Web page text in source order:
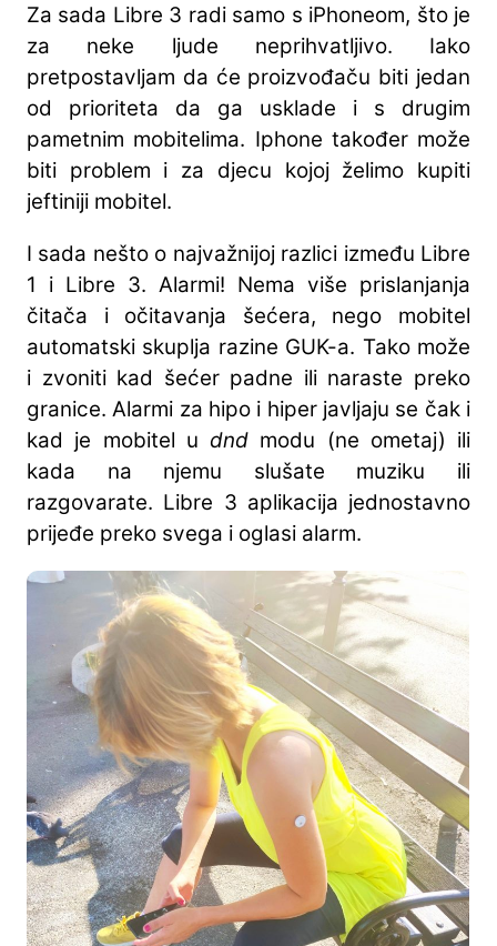
Za sada Libre 3 radi samo s iPhoneom, što je
za neke ljude neprihvatljivo. Iako
pretpostavljam da će proizvođaču biti jedan
od prioriteta da ga usklade i s drugim
pametnim mobitelima. Iphone također može
biti problem i za djecu kojoj želimo kupiti
jeftiniji mobitel.
I sada nešto o najvažnijoj razlici između Libre
1 i Libre 3. Alarmi! Nema više prislanjanja
čitača i očitavanja šećera, nego mobitel
automatski skuplja razine GUK-a. Tako može
i zvoniti kad šećer padne ili naraste preko
granice. Alarmi za hipo i hiper javljaju se čak i
kad je mobitel u dnd modu (ne ometaj) ili
kada na njemu slušate muziku ili
razgovarate. Libre 3 aplikacija jednostavno
prijeđe preko svega i oglasi alarm.